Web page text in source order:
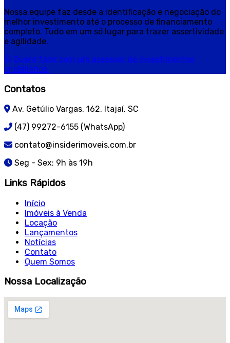
Nossa equipe faz desde a identificação e negociação do
melhor investimento até o processo de financiamento
completo. Tudo em um só lugar para trazer assertividade
e agilidade.
Quero falar com um assessor de investimentos
imobiliários.
Contatos
Av. Getúlio Vargas, 162, Itajaí, SC
(47) 99272-6155 (WhatsApp)
contato@insiderimoveis.com.br
Seg - Sex: 9h às 19h
Links Rápidos
Início
Imóveis à Venda
Locação
Lançamentos
Notícias
Contato
Quem Somos
Nossa Localização